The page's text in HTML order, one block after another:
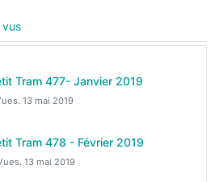
vus
Tram 477- Janvier 2019
13 mai 2019
Tram 478 - Février 2019
13 mai 2019